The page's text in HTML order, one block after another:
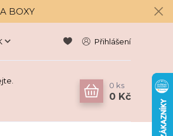
BOXY
Přihlášení
0 ks
0 Kč